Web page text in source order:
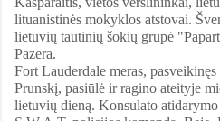
lituanistinės mokyklos atstovai.
lietuvių tautinių šokių grupė
Pazera.
Fort Lauderdale meras,
Prunskį, pasiūlė ir ragino ateityje
lietuvių dieną. Konsulato